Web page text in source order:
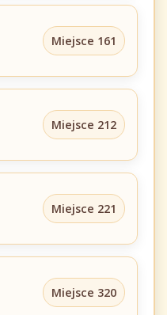
Miejsce 161
Miejsce 212
Miejsce 221
Miejsce 320